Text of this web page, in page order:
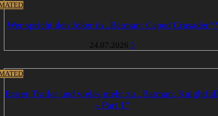
Wer spricht den Joker in „Batman: Caped Crusader“?
24.07.2026 5
Erster Trailer und vieles mehr zu „Batman:
– Part 1“